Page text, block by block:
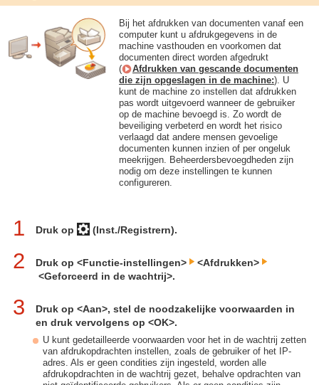
Bij het afdrukken van documenten vanaf een
computer kunt u afdrukgegevens in de
machine vasthouden en voorkomen dat
documenten direct worden afgedrukt
(
Afdrukken van gescande documenten
die zijn opgeslagen in de machine:). U
kunt de machine zo instellen dat afdrukken
pas wordt uitgevoerd wanneer de gebruiker
op de machine bevoegd is. Zo wordt de
beveiliging verbeterd en wordt het risico
verlaagd dat andere mensen gevoelige
documenten kunnen inzien of per ongeluk
meekrijgen. Beheerdersbevoegdheden zijn
nodig om deze instellingen te kunnen
configureren.
1 Druk op (Inst./Registrern).
2 Druk op <Functie-instellingen>
<Afdrukken>
<Geforceerd in de wachtrij>.
3
Druk op <Aan>, stel de noodzakelijke voorwaarden in
en druk vervolgens op <OK>.
U kunt gedetailleerde voorwaarden voor het in de wachtrij zetten
van afdrukopdrachten instellen, zoals de gebruiker of het IP-
adres. Als er geen condities zijn ingesteld, worden alle
afdrukopdrachten in de wachtrij gezet, behalve opdrachten van